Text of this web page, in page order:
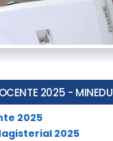
2025 - MINEDU
2025
2025